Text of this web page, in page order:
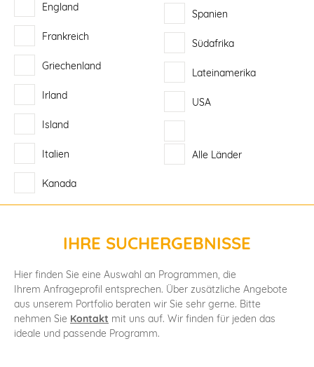
England
Frankreich
Griechenland
Irland
Island
Italien
Kanada
Spanien
Südafrika
Lateinamerika
USA
Alle Länder
IHRE SUCHERGEBNISSE
Hier finden Sie eine Auswahl an Programmen, die
Ihrem Anfrageprofil entsprechen. Über zusätzliche Angebote
aus unserem Portfolio beraten wir Sie sehr gerne. Bitte
nehmen Sie Kontakt mit uns auf. Wir finden für jeden das
ideale und passende Programm.